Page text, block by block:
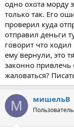
одно охота морду
только так. Его
проверил куда
отправил деньги
говорит что
ему вернули, это
законно привлечь
жаловаться?
М мишельB
Пользователь